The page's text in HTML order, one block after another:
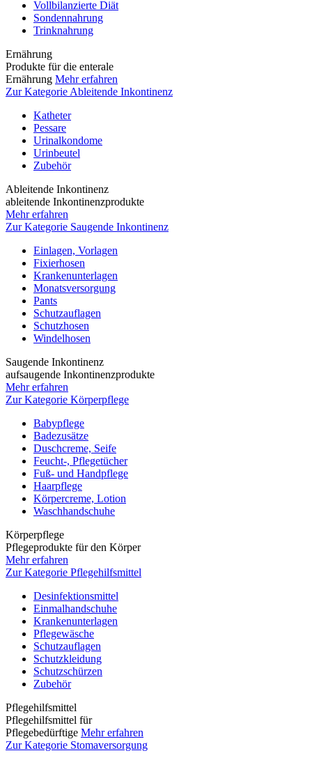
Vollbilanzierte Diät
Sondennahrung
Trinknahrung
Ernährung
Produkte für die enterale
Ernährung Mehr erfahren
Zur Kategorie Ableitende Inkontinenz
Katheter
Pessare
Urinalkondome
Urinbeutel
Zubehör
Ableitende Inkontinenz
ableitende Inkontinenzprodukte
Mehr erfahren
Zur Kategorie Saugende Inkontinenz
Einlagen, Vorlagen
Fixierhosen
Krankenunterlagen
Monatsversorgung
Pants
Schutzauflagen
Schutzhosen
Windelhosen
Saugende Inkontinenz
aufsaugende Inkontinenzprodukte
Mehr erfahren
Zur Kategorie Körperpflege
Babypflege
Badezusätze
Duschcreme, Seife
Feucht-, Pflegetücher
Fuß- und Handpflege
Haarpflege
Körpercreme, Lotion
Waschhandschuhe
Körperpflege
Pflegeprodukte für den Körper
Mehr erfahren
Zur Kategorie Pflegehilfsmittel
Desinfektionsmittel
Einmalhandschuhe
Krankenunterlagen
Pflegewäsche
Schutzauflagen
Schutzkleidung
Schutzschürzen
Zubehör
Pflegehilfsmittel
Pflegehilfsmittel für
Pflegebedürftige Mehr erfahren
Zur Kategorie Stomaversorgung